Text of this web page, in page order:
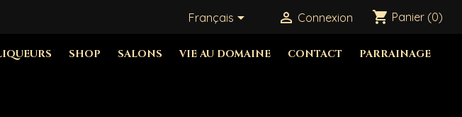
Français  Connexion shopping_cart Panier (0)
SHOP SALONS VIE AU DOMAINE CONTACT PARRAINAGE